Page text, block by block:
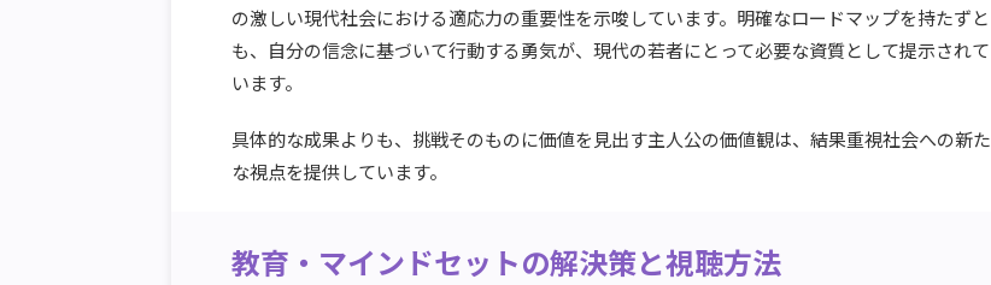
の激しい現代社会における適応力の重要性を示唆しています。明確なロードマップを持たずと
も、自分の信念に基づいて行動する勇気が、現代の若者にとって必要な資質として提示されて
います。
具体的な成果よりも、挑戦そのものに価値を見出す主人公の価値観は、結果重視社会への新た
な視点を提供しています。
教育・マインドセットの解決策と視聴方法